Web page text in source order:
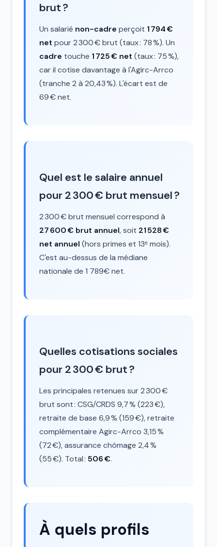
brut ?
Un salarié non-cadre perçoit 1 794 €
net pour 2 300 € brut (taux : 78 %). Un
cadre touche 1 725 € net (taux : 75 %),
car il cotise davantage à l'Agirc-Arrco
(tranche 2 à 20,43 %). L'écart est de
69 € net.
Quel est le salaire annuel
pour 2 300 € brut mensuel ?
2 300 € brut mensuel correspond à
27 600 € brut annuel, soit 21 528 €
net annuel (hors primes et 13ᵉ mois).
C'est au-dessus de la médiane
nationale de 1 789€ net.
Quelles cotisations sociales
pour 2 300 € brut ?
Les principales retenues sur 2 300 €
brut sont : CSG/CRDS 9,7 % (223 €),
retraite de base 6,9 % (159 €), retraite
complémentaire Agirc-Arrco 3,15 %
(72 €), assurance chômage 2,4 %
(55 €). Total : 506 €.
À quels profils